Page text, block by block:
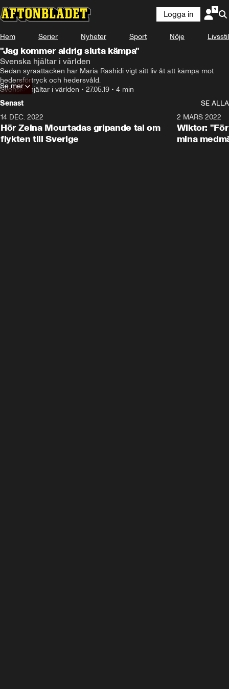
Logga in
Hem Serier Nyheter Sport Nöje Livsstil
"Jag kommer aldrig sluta kämpa"
Svenska hjältar i världen
Sedan syraattacken har Maria Rashidi vigt sitt liv åt att kämpa mot
hedersförtryck och hedersvåld.
Svenska hjältar i världen • 27.05.19 • 4 min
Se mer
Senast
SE ALLA
14 DEC. 2022
Hör Zeina Mourtadas gripande tal om
flykten till Sverige
2 MARS 2022
Wiktor:
mina